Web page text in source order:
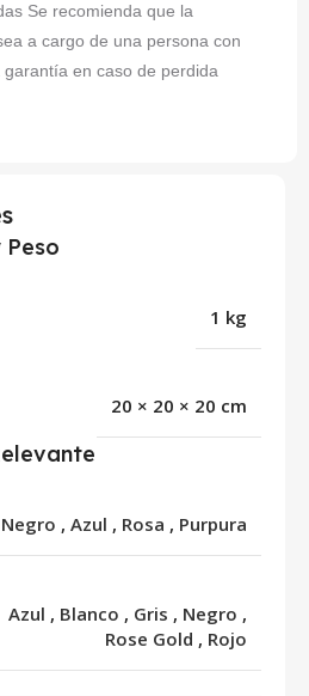
Se recomienda que la
a cargo de una persona con
en caso de perdida
Peso
1 kg
20 × 20 × 20 cm
Negro , Azul , Rosa , Purpura
Azul , Blanco , Gris , Negro ,
Rose Gold , Rojo